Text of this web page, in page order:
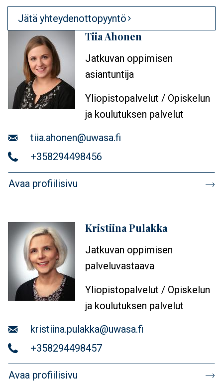
Jätä yhteydenottopyyntö
Profiilikuva
Tiia Ahonen
Jatkuvan oppimisen
asiantuntija
Yliopistopalvelut / Opiskelun
ja koulutuksen palvelut
Sähköposti
tiia.ahonen@uwasa.fi
Puhelin
+358294498456
Avaa profiilisivu
Profiilikuva Kristiina Pulakka
Jatkuvan oppimisen
palveluvastaava
Yliopistopalvelut / Opiskelun
ja koulutuksen palvelut
Sähköposti
kristiina.pulakka@uwasa.fi
Puhelin
+358294498457
Avaa profiilisivu